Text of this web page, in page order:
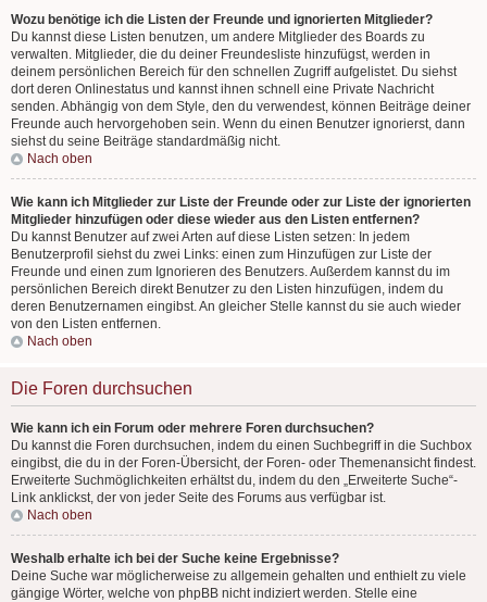
Wozu benötige ich die Listen der Freunde und ignorierten Mitglieder?
Du kannst diese Listen benutzen, um andere Mitglieder des Boards zu
verwalten. Mitglieder, die du deiner Freundesliste hinzufügst, werden in
deinem persönlichen Bereich für den schnellen Zugriff aufgelistet. Du siehst
dort deren Onlinestatus und kannst ihnen schnell eine Private Nachricht
senden. Abhängig von dem Style, den du verwendest, können Beiträge deiner
Freunde auch hervorgehoben sein. Wenn du einen Benutzer ignorierst, dann
siehst du seine Beiträge standardmäßig nicht.
Nach oben
Wie kann ich Mitglieder zur Liste der Freunde oder zur Liste der ignorierten
Mitglieder hinzufügen oder diese wieder aus den Listen entfernen?
Du kannst Benutzer auf zwei Arten auf diese Listen setzen: In jedem
Benutzerprofil siehst du zwei Links: einen zum Hinzufügen zur Liste der
Freunde und einen zum Ignorieren des Benutzers. Außerdem kannst du im
persönlichen Bereich direkt Benutzer zu den Listen hinzufügen, indem du
deren Benutzernamen eingibst. An gleicher Stelle kannst du sie auch wieder
von den Listen entfernen.
Nach oben
Die Foren durchsuchen
Wie kann ich ein Forum oder mehrere Foren durchsuchen?
Du kannst die Foren durchsuchen, indem du einen Suchbegriff in die Suchbox
eingibst, die du in der Foren-Übersicht, der Foren- oder Themenansicht findest.
Erweiterte Suchmöglichkeiten erhältst du, indem du den „Erweiterte Suche“-
Link anklickst, der von jeder Seite des Forums aus verfügbar ist.
Nach oben
Weshalb erhalte ich bei der Suche keine Ergebnisse?
Deine Suche war möglicherweise zu allgemein gehalten und enthielt zu viele
gängige Wörter, welche von phpBB nicht indiziert werden. Stelle eine